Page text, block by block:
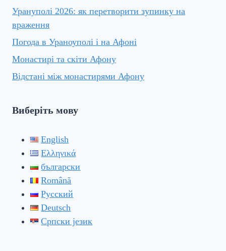
Урануполі 2026: як перетворити зупинку на
враження
Погода в Ураноуполі і на Афоні
Монастирі та скіти Афону
Відстані між монастирями Афону
Виберіть мову
English
Ελληνικά
български
Română
Русский
Deutsch
Српски језик